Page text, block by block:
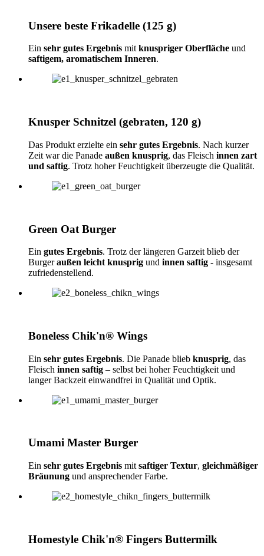
Unsere beste Frikadelle (125 g)
Ein sehr gutes Ergebnis mit knuspriger Oberfläche und
saftigem, aromatischem Inneren.
Knusper Schnitzel (gebraten, 120 g)
Das Produkt erzielte ein sehr gutes Ergebnis. Nach kurzer
Zeit war die Panade außen knusprig, das Fleisch innen zart
und saftig. Trotz hoher Feuchtigkeit überzeugte die Qualität.
Green Oat Burger
Ein gutes Ergebnis. Trotz der längeren Garzeit blieb der
Burgeraußen leicht knusprig und innen saftig - insgesamt
zufriedenstellend.
Boneless Chik'n® Wings
Ein sehr gutes Ergebnis. Die Panade blieb knusprig, das
Fleisch innen saftig – selbst bei hoher Feuchtigkeit und
langer Backzeit einwandfrei in Qualität und Optik.
Umami Master Burger
Ein sehr gutes Ergebnis mit saftiger Textur, gleichmäßiger
Bräunung und ansprechender Farbe.
Homestyle Chik'n® Fingers Buttermilk